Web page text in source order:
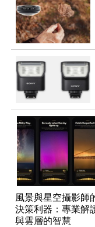
風景與星空攝影師
決策利器：專業解
與雲層的智慧